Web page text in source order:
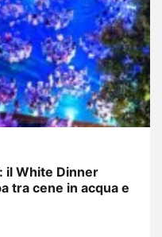
il White Dinner
tra cene in acqua e